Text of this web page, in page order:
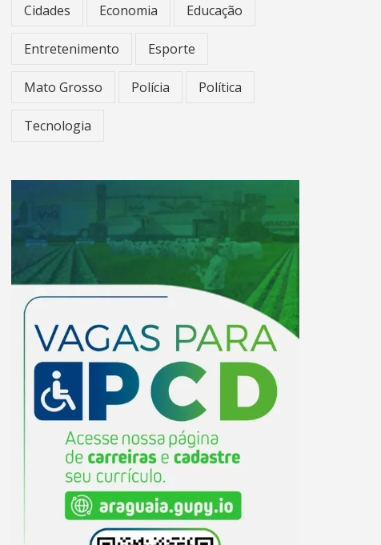
Cidades Economia Educação
Entretenimento Esporte
Mato Grosso Polícia Política
Tecnologia